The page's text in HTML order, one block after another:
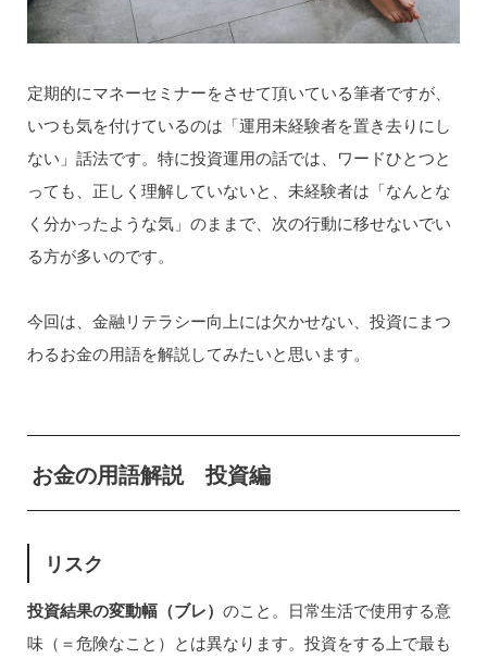
定期的にマネーセミナーをさせて頂いている筆者ですが、
いつも気を付けているのは「運用未経験者を置き去りにし
ない」話法です。特に投資運用の話では、ワードひとつと
っても、正しく理解していないと、未経験者は「なんとな
く分かったような気」のままで、次の行動に移せないでい
る方が多いのです。
今回は、金融リテラシー向上には欠かせない、投資にまつ
わるお金の用語を解説してみたいと思います。
お金の用語解説 投資編
リスク
投資結果の変動幅（ブレ） のこと。日常生活で使用する意
味（＝危険なこと）とは異なります。投資をする上で最も